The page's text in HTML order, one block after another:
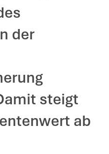
der
steigt
ab